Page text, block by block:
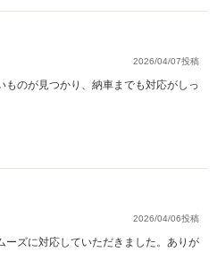
2026/04/07投稿
のが見つかり、納車までも対応がしっ
2026/04/06投稿
ーズに対応していただきました。ありが